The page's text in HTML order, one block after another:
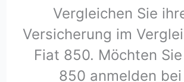
Vergleichen Sie
Versicherung im
Fiat 850. Möchten
850 anmelden